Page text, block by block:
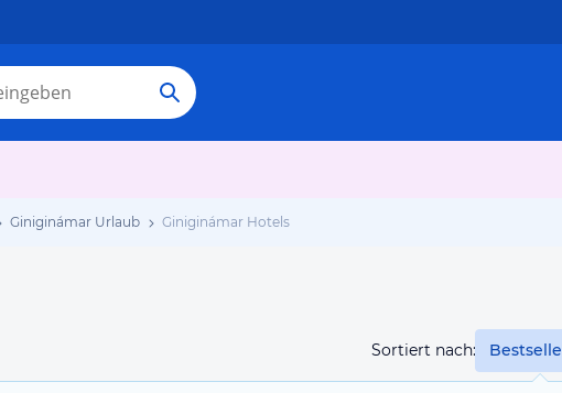
Giniginámar Urlaub Giniginámar Hotels
Sortiert nach: